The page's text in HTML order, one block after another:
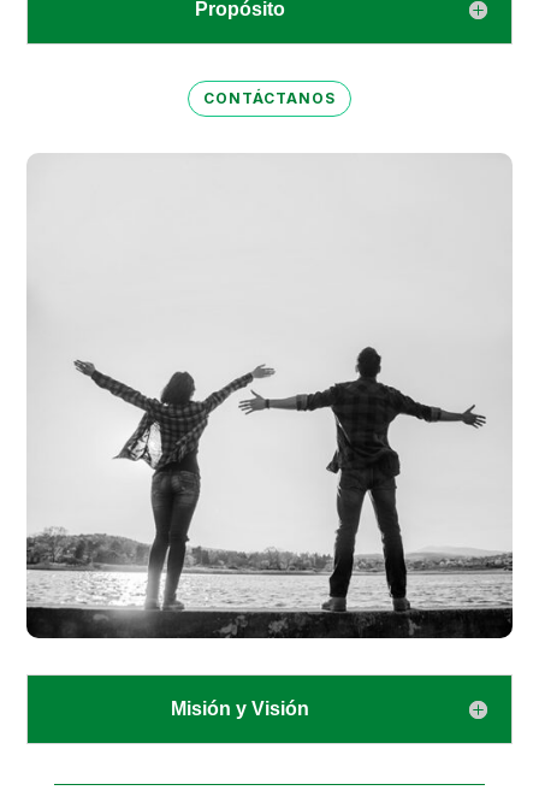
Propósito
CONTÁCTANOS
Misión y Visión